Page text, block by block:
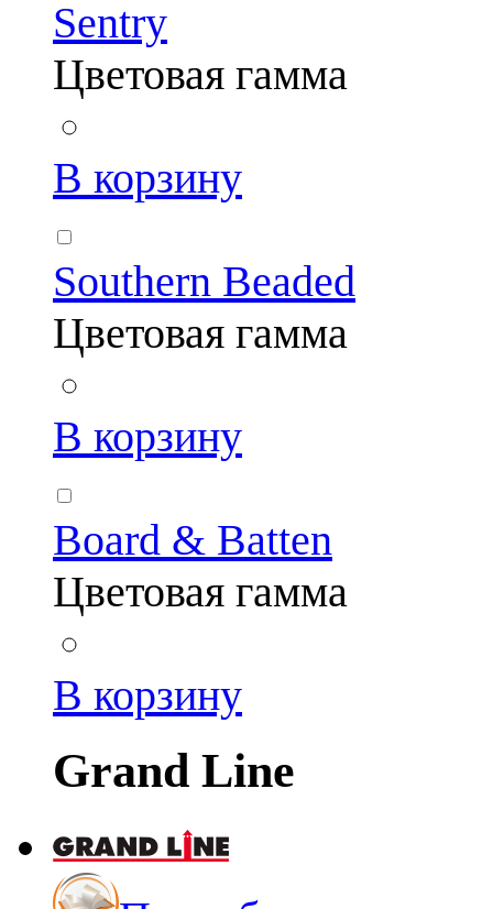
Sentry
Цветовая гамма
В корзину
Southern Beaded
Цветовая гамма
В корзину
Board & Batten
Цветовая гамма
В корзину
Grand Line